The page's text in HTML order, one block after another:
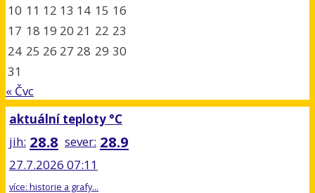
10 11 12 13 14 15 16
17 18 19 20 21 22 23
24 25 26 27 28 29 30
31
« Čvc
aktuální teploty °C
jih: 28.8 sever: 28.9
27.7.2026 07:11
více: historie a grafy...